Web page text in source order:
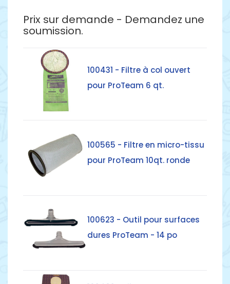
Prix sur demande - Demandez une
soumission.
Détails
100431 - Filtre à col ouvert
pour ProTeam 6 qt.
100565 - Filtre en micro-tissu
pour ProTeam 10qt. ronde
100623 - Outil pour surfaces
dures ProTeam - 14 po
Détails